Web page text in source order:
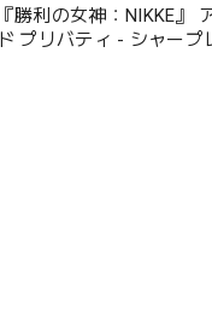
『勝利の女神：NIKKE』
ド プリバティ - シャープ